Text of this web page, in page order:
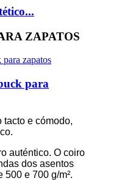
ZAPATOS
para
tacto e cómodo,
auténtico. O coiro
dos asentos
500 e 700 g/m².